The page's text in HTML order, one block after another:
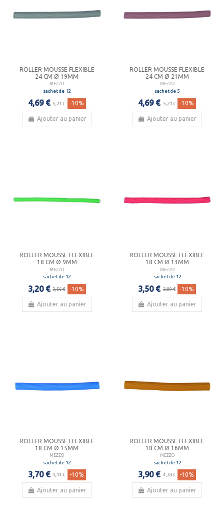
ROLLER MOUSSE FLEXIBLE
24 CM Ø 19MM
MEZZO
sachet de 12
4,69 € 5,21 € -10%
Ajouter au panier
ROLLER MOUSSE FLEXIBLE
24 CM Ø 21MM
MEZZO
sachet de 5
4,69 € 5,21 € -10%
Ajouter au panier
ROLLER MOUSSE FLEXIBLE
18 CM Ø 9MM
MEZZO
sachet de 12
3,20 € 3,56 € -10%
Ajouter au panier
ROLLER MOUSSE FLEXIBLE
18 CM Ø 13MM
MEZZO
sachet de 12
3,50 € 3,89 € -10%
Ajouter au panier
ROLLER MOUSSE FLEXIBLE
18 CM Ø 15MM
MEZZO
sachet de 12
3,70 € 4,11 € -10%
Ajouter au panier
ROLLER MOUSSE FLEXIBLE
18 CM Ø 16MM
MEZZO
sachet de 12
3,90 € 4,33 € -10%
Ajouter au panier